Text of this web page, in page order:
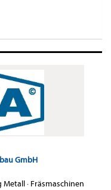
GmbH
Metall· Fräsmaschinen